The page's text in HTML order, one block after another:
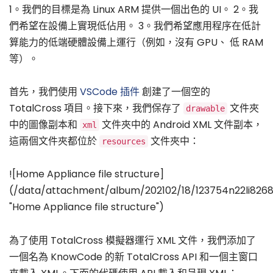
1。我們的目標是為 Linux ARM 提供一個出色的 UI。 2。我
們希望在設備上實現低佔用。 3。我們希望應用程序在低計
算能力的低端硬體設備上運行（例如，沒有 GPU、 低 RAM
等）。
首先，我們使用 VSCode 插件創建了一個空的
TotalCross 項目。接下來，我們保存了
drawable 文件夾
中的圖像副本和 xml 文件夾中的 Android XML 文件副本，
這兩個文件夾都位於
resources 文件夾中：
![Home Appliance file structure]
(/data/attachment/album/202102/18/
"Home Appliance file structure")
為了使用 TotalCross 模擬器運行 XML 文件，我們添加了
一個名為 KnowCode 的新 TotalCross API 和一個主窗口